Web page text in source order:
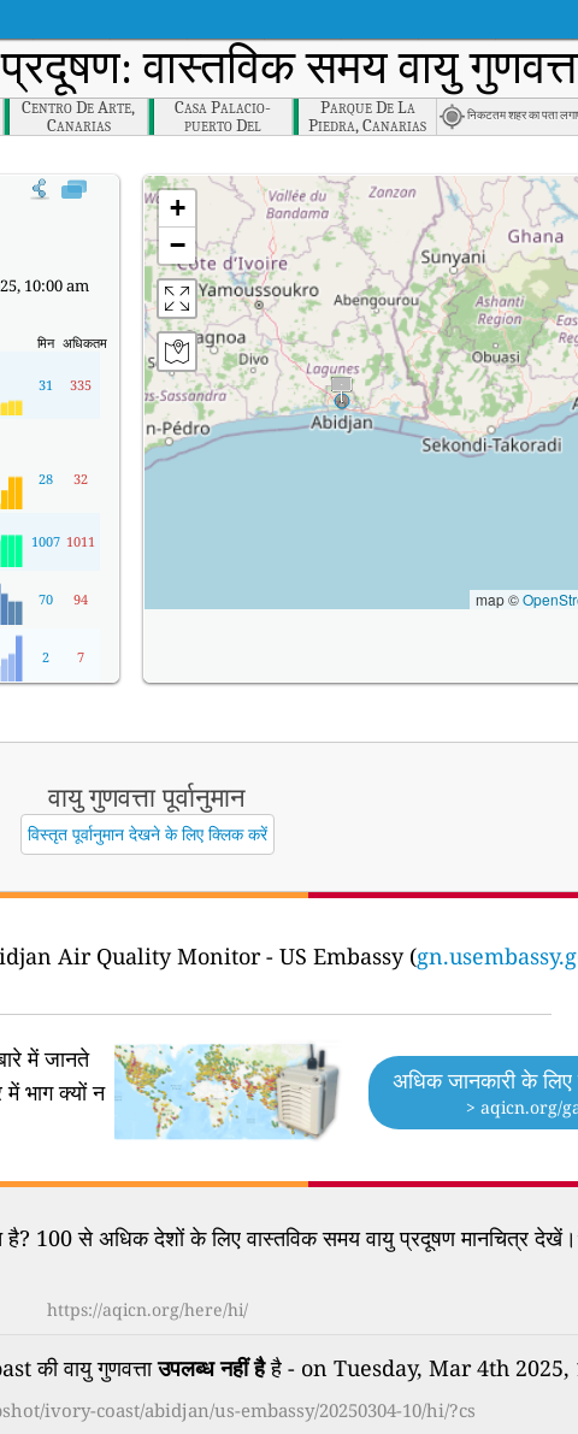
वास्तविक समय वायु
Centro De Arte,
Canarias
Casa Palacio-
puerto Del
Rosario, Canarias
Parque De La
Piedra, Canarias
निकटतम शहर का पता
वायु गुणवत्ता सूचकांक (AQI)।
10:00 am
मिन अधिकतम
31 335
28 32
1007 1011
70 94
2 7
+
−
map ©
वायु गुणवत्ता पूर्वानुमान
विस्तृत पूर्वानुमान देखने के लिए क्लिक करें
Air Quality Monitor - US Embassy (
में जानते
भाग क्यों न
अधिक जानकारी के
> aqicn.org/
है? 100 से अधिक देशों के लिए वास्तविक समय वायु प्रदूषण मानचित्र देखें।
https://aqicn.org/here/hi/
की वायु गुणवत्ताउपलब्ध नहीं हैहै - on Tuesday, Mar 4th 2025,
ivory-coast/abidjan/us-embassy/20250304-10/hi/?cs